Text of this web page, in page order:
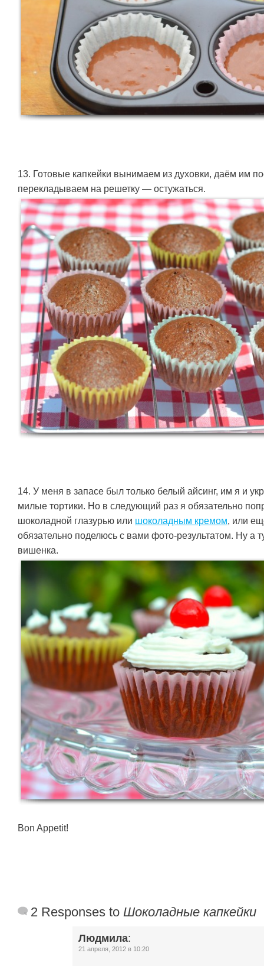
13. Готовые капкейки вынимаем из духовки, даём им
перекладываем на решетку — остужаться.
14. У меня в запасе был только белый айсинг, им я и
милые тортики. Но в следующий раз я обязательно
шоколадной глазурью или шоколадным кремом, или
обязательно поделюсь с вами фото-результатом. Ну а
вишенка.
Bon Appetit!
2 Responses to Шоколадные капкейки
Людмила:
21 апреля, 2012 в 10:20